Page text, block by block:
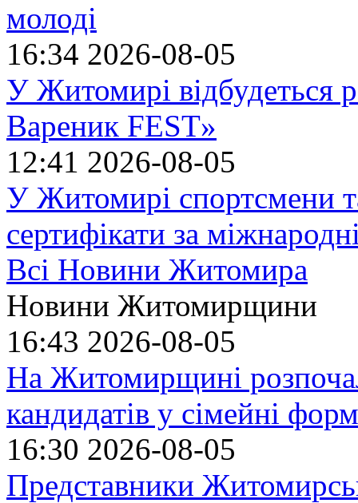
молоді
16:34 2026-08-05
У Житомирі відбудеться
Вареник FEST»
12:41 2026-08-05
У Житомирі спортсмени
сертифікати за
Всі Новини Житомира
Новини Житомирщини
16:43 2026-08-05
На Житомирщині
кандидатів у сімейні
16:30 2026-08-05
Представники